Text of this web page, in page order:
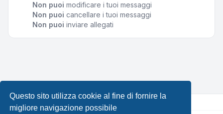
Questo sito utilizza cookie al fine di fornire la
migliore navigazione possibile
Non puoi modificare i tuoi messaggi
Non puoi cancellare i tuoi messaggi
Non puoi inviare allegati